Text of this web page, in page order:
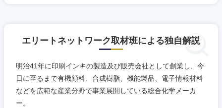
エリートネットワーク取材班による独自解説
明治41年に印刷インキの製造及び販売会社として創業し、今
日に至るまで有機顔料、合成樹脂、機能製品、電子情報材料
などを広範な産業分野で事業展開している総合化学メーカ
ー。